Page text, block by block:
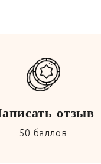
отзыв
50 баллов